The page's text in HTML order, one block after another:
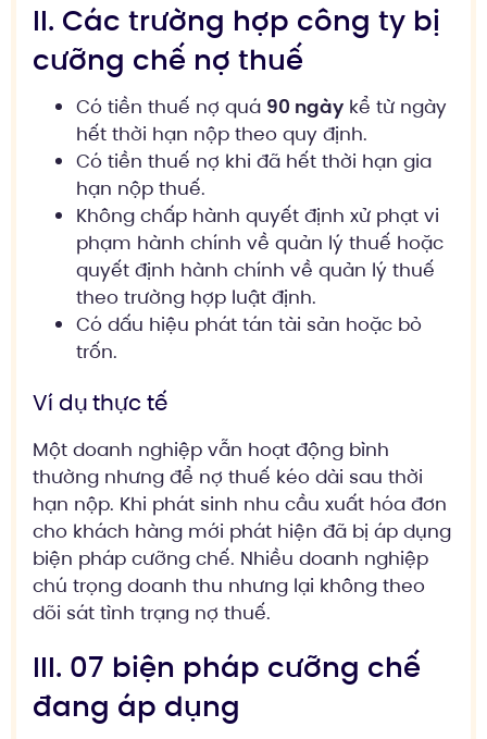
II. Các trường hợp công ty bị
cưỡng chế nợ thuế
Có tiền thuế nợ quá 90 ngày kể từ ngày
hết thời hạn nộp theo quy định.
Có tiền thuế nợ khi đã hết thời hạn gia
hạn nộp thuế.
Không chấp hành quyết định xử phạt vi
phạm hành chính về quản lý thuế hoặc
quyết định hành chính về quản lý thuế
theo trường hợp luật định.
Có dấu hiệu phát tán tài sản hoặc bỏ
trốn.
Ví dụ thực tế
Một doanh nghiệp vẫn hoạt động bình
thường nhưng để nợ thuế kéo dài sau thời
hạn nộp. Khi phát sinh nhu cầu xuất hóa đơn
cho khách hàng mới phát hiện đã bị áp dụng
biện pháp cưỡng chế. Nhiều doanh nghiệp
chú trọng doanh thu nhưng lại không theo
dõi sát tình trạng nợ thuế.
III. 07 biện pháp cưỡng chế
đang áp dụng